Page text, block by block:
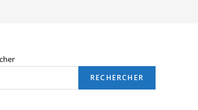
RECHERCHER